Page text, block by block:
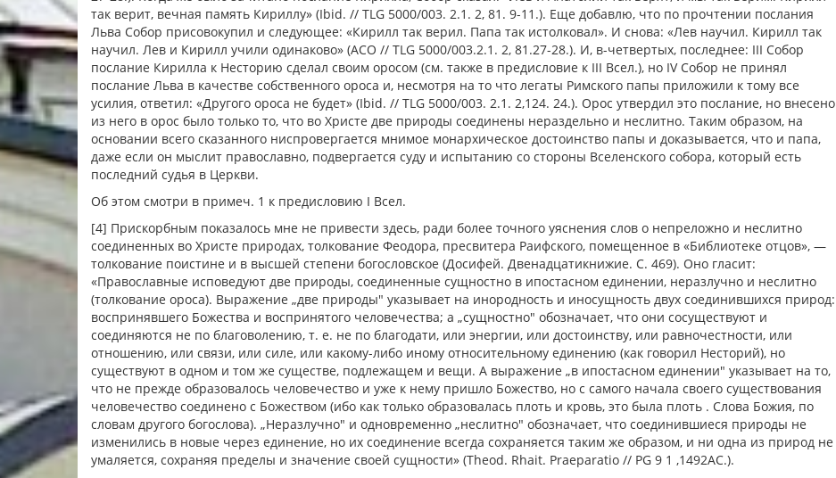
так верит, вечная память Кириллу» (Ibid. // TLG 5000/003. 2.1. 2, 81. 9-11.). Еще добавлю, что по прочтении послания
Льва Собор присовокупил и следующее: «Кирилл так верил. Папа так истолковал». И снова: «Лев научил. Кирилл так
научил. Лев и Кирилл учили одинаково» (АСО // TLG 5000/003.2.1. 2, 81.27-28.). И, в-четвертых, последнее: III Собор
послание Кирилла к Несторию сделал своим оросом (см. также в предисловие к III Всел.), но IV Собор не принял
послание Льва в качестве собственного ороса и, несмотря на то что легаты Римского папы приложили к тому все
усилия, ответил: «Другого ороса не будет» (Ibid. // TLG 5000/003. 2.1. 2,124. 24.). Орос утвердил это послание, но внесено
из него в орос было только то, что во Христе две природы соединены нераздельно и неслитно. Таким образом, на
основании всего сказанного ниспровергается мнимое монархическое достоинство папы и доказывается, что и папа,
даже если он мыслит православно, подвергается суду и испытанию со стороны Вселенского собора, который есть
последний судья в Церкви.
Об этом смотри в примеч. 1 к предисловию I Всел.
[4] Прискорбным показалось мне не привести здесь, ради более точного уяснения слов о непреложно и неслитно
соединенных во Христе природах, толкование Феодора, пресвитера Раифского, помещенное в «Библиотеке отцов», —
толкование поистине и в высшей степени богословское (Досифей. Двенадцатикнижие. С. 469). Оно гласит:
«Православные исповедуют две природы, соединенные сущностно в ипостасном единении, неразлучно и неслитно
(толкование ороса). Выражение „две природы" указывает на инородность и иносущность двух соединившихся природ:
воспринявшего Божества и воспринятого человечества; а „сущностно" обозначает, что они сосуществуют и
соединяются не по благоволению, т. е. не по благодати, или энергии, или достоинству, или равночестности, или
отношению, или связи, или силе, или какому-либо иному относительному единению (как говорил Несторий), но
существуют в одном и том же существе, подлежащем и вещи. А выражение „в ипостасном единении" указывает на то,
что не прежде образовалось человечество и уже к нему пришло Божество, но с самого начала своего существования
человечество соединено с Божеством (ибо как только образовалась плоть и кровь, это была плоть . Слова Божия, по
словам другого богослова). „Неразлучно" и одновременно „неслитно" обозначает, что соединившиеся природы не
изменились в новые через единение, но их соединение всегда сохраняется таким же образом, и ни одна из природ не
умаляется, сохраняя пределы и значение своей сущности» (Theod. Rhait. Praeparatio // PG 9 1 ,1492AC.).